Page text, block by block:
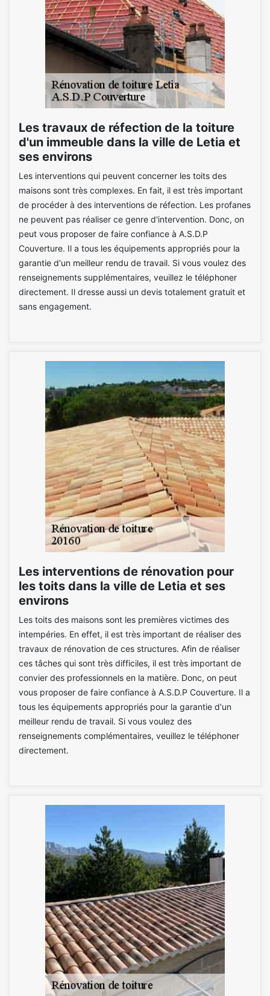
Les travaux de réfection de la toiture
d'un immeuble dans la ville de Letia et
ses environs
Les interventions qui peuvent concerner les toits des
maisons sont très complexes. En fait, il est très important
de procéder à des interventions de réfection. Les profanes
ne peuvent pas réaliser ce genre d'intervention. Donc, on
peut vous proposer de faire confiance à A.S.D.P
Couverture. Il a tous les équipements appropriés pour la
garantie d'un meilleur rendu de travail. Si vous voulez des
renseignements supplémentaires, veuillez le téléphoner
directement. Il dresse aussi un devis totalement gratuit et
sans engagement.
Les interventions de rénovation pour
les toits dans la ville de Letia et ses
environs
Les toits des maisons sont les premières victimes des
intempéries. En effet, il est très important de réaliser des
travaux de rénovation de ces structures. Afin de réaliser
ces tâches qui sont très difficiles, il est très important de
convier des professionnels en la matière. Donc, on peut
vous proposer de faire confiance à A.S.D.P Couverture. Il a
tous les équipements appropriés pour la garantie d'un
meilleur rendu de travail. Si vous voulez des
renseignements complémentaires, veuillez le téléphoner
directement.